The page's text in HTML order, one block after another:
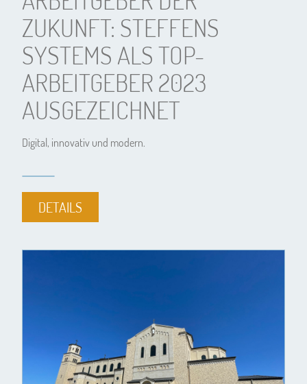
ZUKUNFT: STEFFENS
SYSTEMS ALS TOP-
ARBEITGEBER 2023
AUSGEZEICHNET
Digital, innovativ und modern.
DETAILS